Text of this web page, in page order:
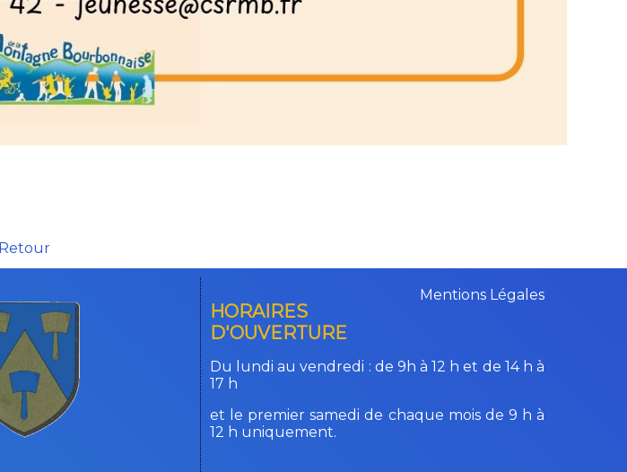
Retour
Mentions Légales
HORAIRES
D'OUVERTURE
Du lundi au vendredi : de 9h à 12 h et de 14 h à
17 h
et le premier samedi de chaque mois de 9 h à
12 h uniquement.